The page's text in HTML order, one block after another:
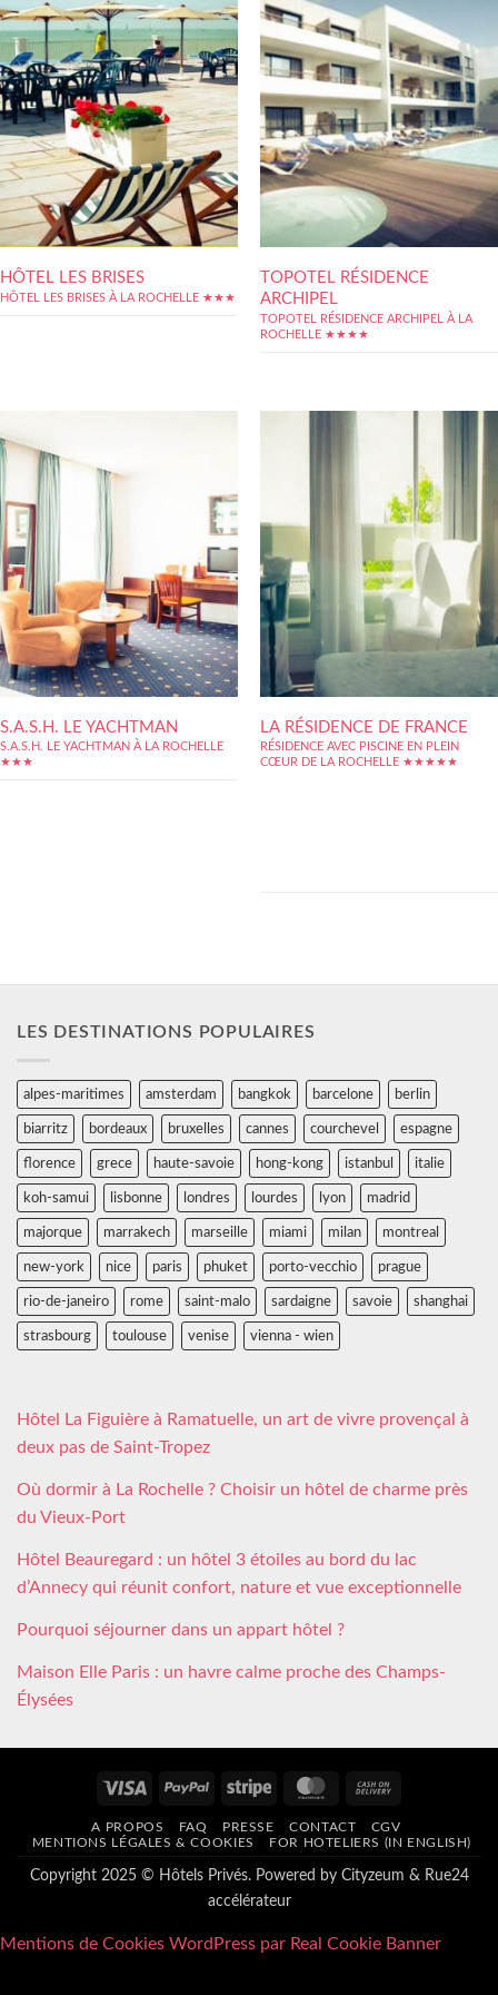
HÔTEL LES BRISES
HÔTEL LES BRISES À LA ROCHELLE ★★★
TOPOTEL RÉSIDENCE
ARCHIPEL
TOPOTEL RÉSIDENCE ARCHIPEL À LA
ROCHELLE ★★★★
S.A.S.H. LE YACHTMAN
S.A.S.H. LE YACHTMAN À LA ROCHELLE
★★★
LA RÉSIDENCE DE FRANCE
RÉSIDENCE AVEC PISCINE EN PLEIN
CŒUR DE LA ROCHELLE ★★★★★
LES DESTINATIONS POPULAIRES
alpes-maritimes amsterdam bangkok barcelone berlin
biarritz bordeaux bruxelles cannes courchevel espagne
florence grece haute-savoie hong-kong istanbul italie
koh-samui lisbonne londres lourdes lyon madrid
majorque marrakech marseille miami milan montreal
new-york nice paris phuket porto-vecchio prague
rio-de-janeiro rome saint-malo sardaigne savoie shanghai
strasbourg toulouse venise vienna - wien
Hôtel La Figuière à Ramatuelle, un art de vivre provençal à
deux pas de Saint-Tropez
Où dormir à La Rochelle ? Choisir un hôtel de charme près
du Vieux-Port
Hôtel Beauregard : un hôtel 3 étoiles au bord du lac
d’Annecy qui réunit confort, nature et vue exceptionnelle
Pourquoi séjourner dans un appart hôtel ?
Maison Elle Paris : un havre calme proche des Champs-
Élysées
Visa PayPal Stripe MasterCard
Delivery
A PROPOS FAQ PRESSE CONTACT
CGV
MENTIONS LÉGALES & COOKIES
FOR HOTELIERS (IN ENGLISH)
Copyright 2025 © Hôtels Privés. Powered by Cityzeum & Rue24
accélérateur
Mentions de Cookies WordPress par Real Cookie Banner